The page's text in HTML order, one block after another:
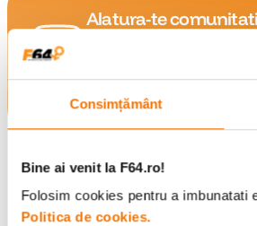
Consimțământ
Bine ai venit la F64.ro!
Folosim cookies pentru a imbunatati
Politica de cookies.
Alatura-te
pentru tine.
Consultanta
specializata